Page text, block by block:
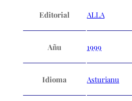
Editorial ALLA
Añu 1999
Idioma Asturianu